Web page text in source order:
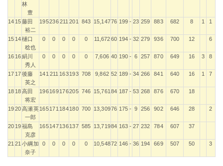
林
豊
14 15藤田
裕二
195236211 201 843 15,14776 199 - 23 259 883 682 8 1 1
15 14樋口
稔也
0 0 0 0 0 11,67260 194 - 32 279 936 700 12 6
16 16絹川
秀人
0 0 0 0 0 7,606 40 190 - 6 257 870 649 16 3 8
17 17後藤
英之
141 211 163193 708 9,862 52 189 - 34 266 841 640 16 1 7
18 18高田
将宏
196169176205 746 15,761 84 187 - 53 268 876 670 18
1920高瀬英
一郎
165171 184180 700 13,30976 175 - 9 256 902 646 28 2
20 19福島
克彦
165147136137 585 13,71984 163 - 27 232 784 607 37
21 21 小綱加
奈子
0 0 0 0 0 10,54872 146 - 36 194 669 507 50 3